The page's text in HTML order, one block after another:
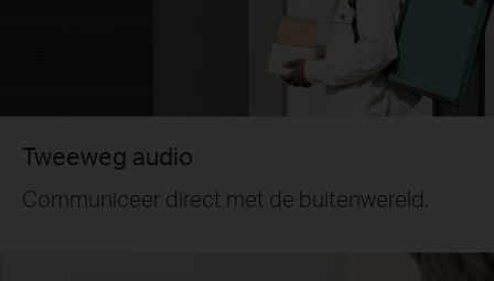
Tweeweg audio
Communiceer direct met de buitenwereld.